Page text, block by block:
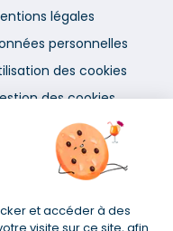
et accéder à des
visite sur ce site, afin
légales
personnelles
des cookies
des cookies